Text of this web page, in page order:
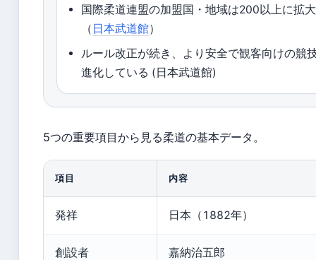
国際柔道連盟の加盟国・地域は200以上に拡大
（ 日本武道館）
ルール改正が続き、より安全で観客向けの競
進化している (日本武道館)
5つの重要項目から見る柔道の基本データ。
項目 内容
発祥 日本（1882年）
創設者 嘉納治五郎